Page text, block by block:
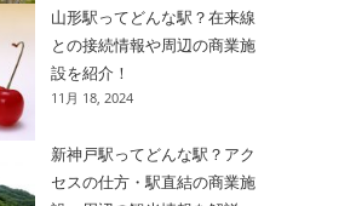
山形駅ってどんな駅？在来線
との接続情報や周辺の商業施
設を紹介！
11月 18, 2024
新神戸駅ってどんな駅？アク
セスの仕方・駅直結の商業施